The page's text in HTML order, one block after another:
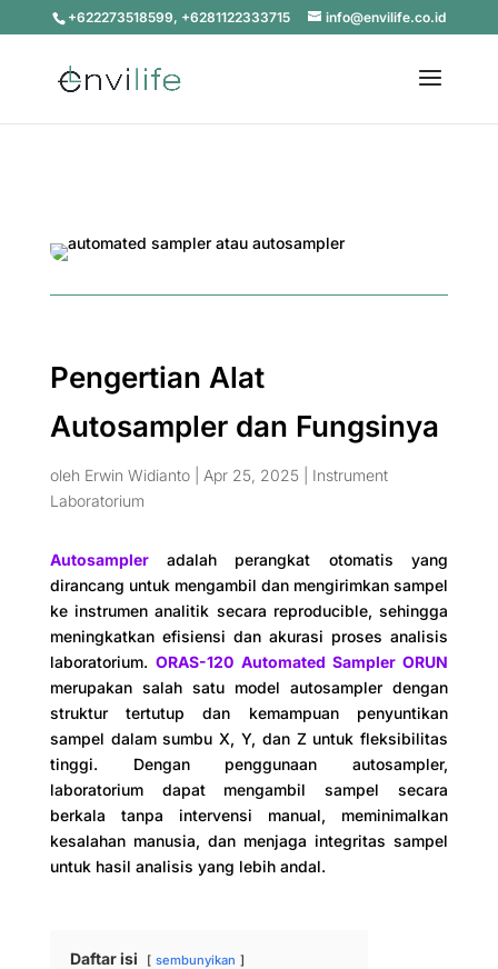
+622273518599, +6281122333715 info@envilife.co.id
Pengertian Alat
Autosampler dan Fungsinya
oleh Erwin Widianto| Apr 25, 2025| Instrument
Laboratorium
Autosampleradalah perangkat otomatis yang
dirancang untuk mengambil dan mengirimkan sampel
ke instrumen analitik secara reproducible, sehingga
meningkatkan efisiensi dan akurasi proses analisis
laboratorium.ORAS-120 Automated Sampler ORUN
merupakan salah satu model autosampler dengan
struktur tertutup dan kemampuan penyuntikan
sampel dalam sumbu X, Y, dan Z untuk fleksibilitas
tinggi. Dengan penggunaan autosampler,
laboratorium dapat mengambil sampel secara
berkala tanpa intervensi manual, meminimalkan
kesalahan manusia, dan menjaga integritas sampel
untuk hasil analisis yang lebih andal.
Daftar isi sembunyikan